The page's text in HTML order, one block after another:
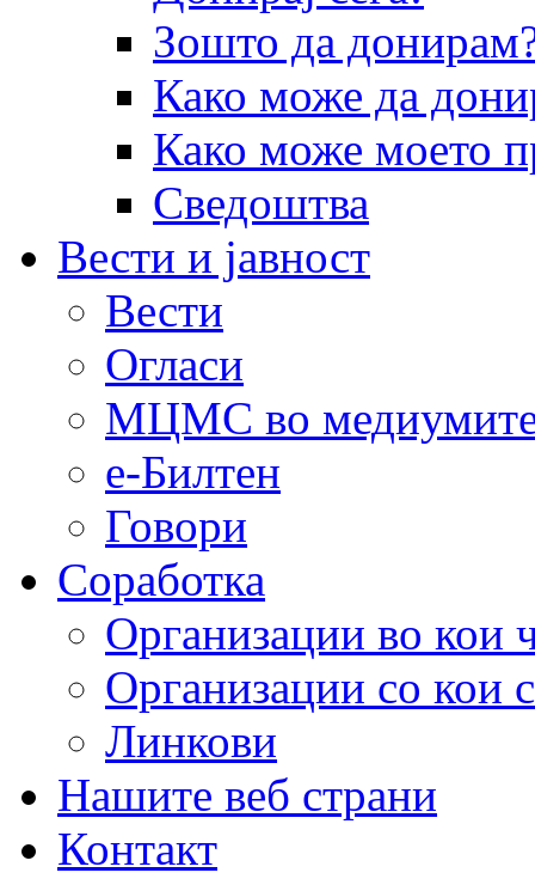
Зошто да
Како може да
Како може моето
Сведоштва
Вести и јавност
Вести
Огласи
МЦМС во
е-Билтен
Говори
Соработка
Организации во кои
Организации со кои
Линкови
Нашите веб страни
Контакт